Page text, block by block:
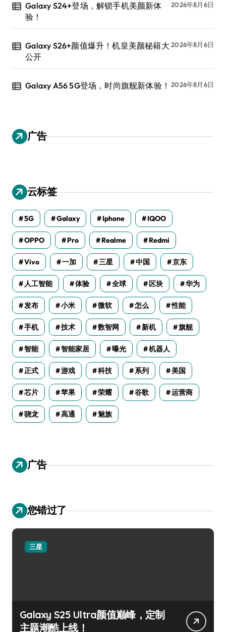
Galaxy S24+登场，解锁手机美颜新体
验！
2026年8月6日
Galaxy S26+颜值爆升！机皇美颜秘籍大
公开
2026年8月6日
Galaxy A56 5G登场，时尚旗舰新体验！ 2026年8月6日
广告
云标签
5G Galaxy Iphone IQOO
OPPO Pro Realme Redmi
Vivo 一加 三星 中国 京东
人工智能 体验 全球 区块 华为
发布 小米 微软 怎么 性能
手机 技术 数智网 新机 旗舰
智能 智能家居 曝光 机器人
正式 游戏 科技 系列 美国
芯片 苹果 荣耀 谷歌 运营商
骁龙 高通 魅族
广告
您错过了
三星
Galaxy S25 Ultra颜值巅峰，定制
主题潮酷上线！